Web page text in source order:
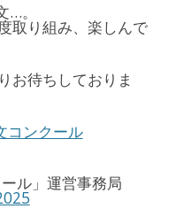
…。
取り組み、楽しんで
お待ちしておりま
コンクール
ル」運営事務局